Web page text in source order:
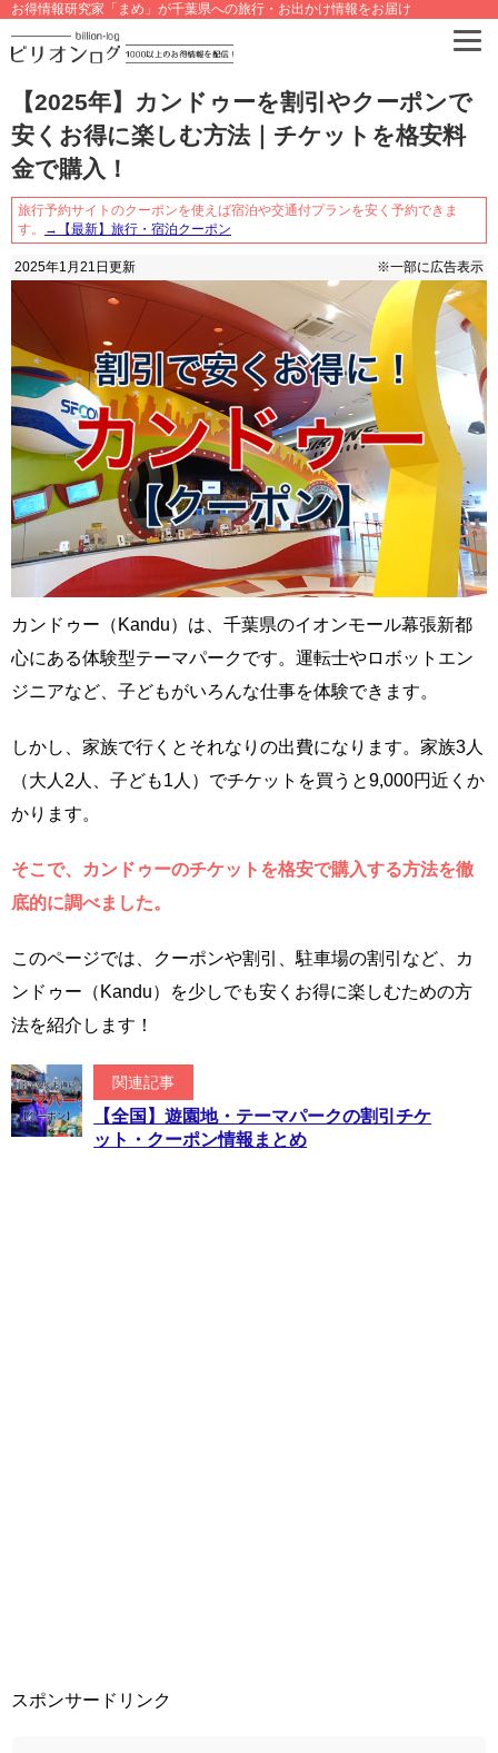
お得情報研究家「まめ」が千葉県への旅行・お出かけ情報をお届け
【2025年】カンドゥーを割引やクーポンで
安くお得に楽しむ方法｜チケットを格安料
金で購入！
旅行予約サイトのクーポンを使えば宿泊や交通付プランを安く予約できま
す。
→【最新】旅行・宿泊クーポン
2025年1月21日 更新 ※一部に広告表示
カンドゥー（Kandu）は、千葉県のイオンモール幕張新都
心にある体験型テーマパークです。運転士やロボットエン
ジニアなど、子どもがいろんな仕事を体験できます。
しかし、家族で行くとそれなりの出費になります。家族3人
（大人2人、子ども1人）でチケットを買うと9,000円近くか
かります。
そこで、カンドゥーのチケットを格安で購入する方法を徹
底的に調べました。
このページでは、クーポンや割引、駐車場の割引など、カ
ンドゥー（Kandu）を少しでも安くお得に楽しむための方
法を紹介します！
関連記事
【全国】遊園地・テーマパークの割引チケ
ット・クーポン情報まとめ
スポンサードリンク